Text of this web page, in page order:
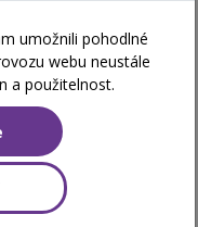
2. stupni
umožnili pohodlné
webu neustále
a použitelnost.